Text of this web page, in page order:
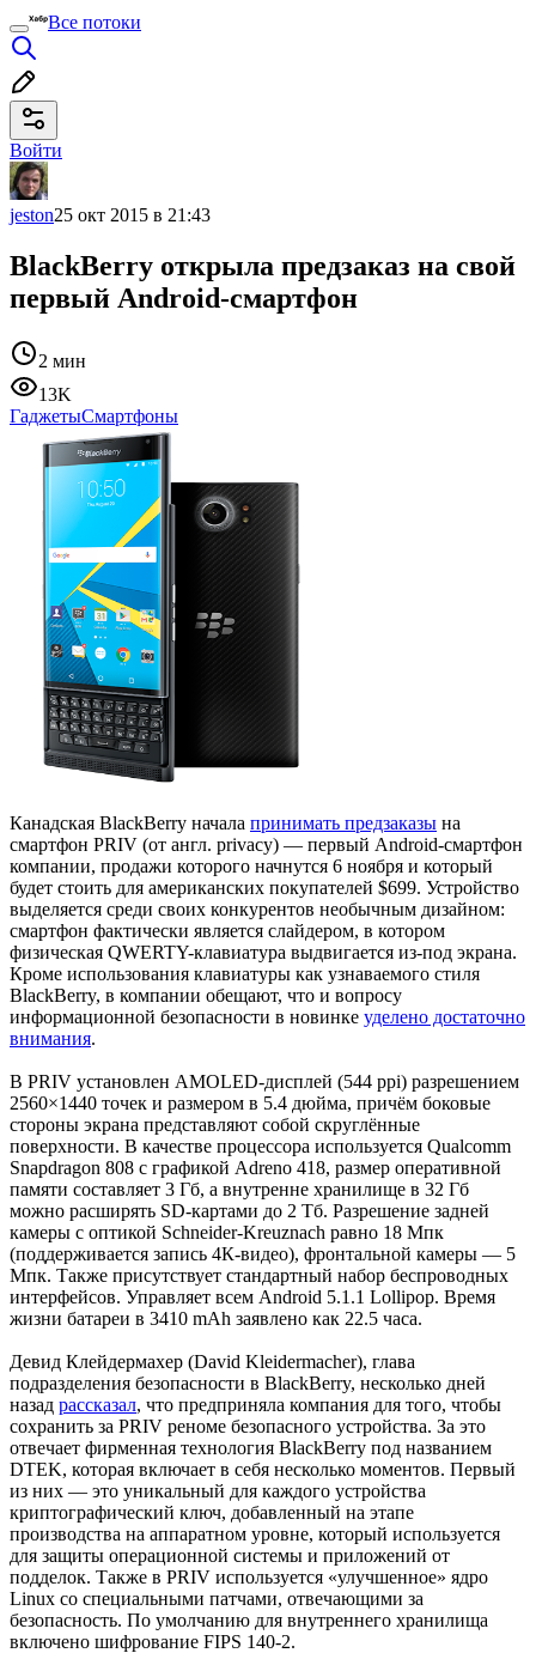
Все потоки
Войти
jeston25 окт 2015 в 21:43
BlackBerry открыла предзаказ на свой
первый Android-смартфон
2 мин
13K
ГаджетыСмартфоны
Канадская BlackBerry начала принимать предзаказы на
смартфон PRIV (от англ. privacy) — первый Android-смартфон
компании, продажи которого начнутся 6 ноября и который
будет стоить для американских покупателей $699. Устройство
выделяется среди своих конкурентов необычным дизайном:
смартфон фактически является слайдером, в котором
физическая QWERTY-клавиатура выдвигается из-под экрана.
Кроме использования клавиатуры как узнаваемого стиля
BlackBerry, в компании обещают, что и вопросу
информационной безопасности в новинке уделено достаточно
внимания.
В PRIV установлен AMOLED-дисплей (544 ppi) разрешением
2560×1440 точек и размером в 5.4 дюйма, причём боковые
стороны экрана представляют собой скруглённые
поверхности. В качестве процессора используется Qualcomm
Snapdragon 808 с графикой Adreno 418, размер оперативной
памяти составляет 3 Гб, а внутренне хранилище в 32 Гб
можно расширять SD-картами до 2 Тб. Разрешение задней
камеры с оптикой Schneider-Kreuznach равно 18 Мпк
(поддерживается запись 4К-видео), фронтальной камеры — 5
Мпк. Также присутствует стандартный набор беспроводных
интерфейсов. Управляет всем Android 5.1.1 Lollipop. Время
жизни батареи в 3410 mAh заявлено как 22.5 часа.
Девид Клейдермахер (David Kleidermacher), глава
подразделения безопасности в BlackBerry, несколько дней
назад рассказал, что предприняла компания для того, чтобы
сохранить за PRIV реноме безопасного устройства. За это
отвечает фирменная технология BlackBerry под названием
DTEK, которая включает в себя несколько моментов. Первый
из них — это уникальный для каждого устройства
криптографический ключ, добавленный на этапе
производства на аппаратном уровне, который используется
для защиты операционной системы и приложений от
подделок. Также в PRIV используется «улучшенное» ядро
Linux со специальными патчами, отвечающими за
безопасность. По умолчанию для внутреннего хранилища
включено шифрование FIPS 140-2.